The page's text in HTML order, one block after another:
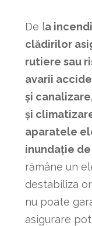
De la
clădirilor
rutiere sau
avarii
și
și
aparatele
inundație
rămâne un
destabiliza
nu poate
asigurare